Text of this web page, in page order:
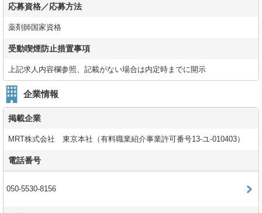
応募資格／応募方法
薬剤師国家資格
受動喫煙防止措置事項
上記求人内容欄参照、記載がない場合は内定時までに開示
企業情報
掲載企業
MRT株式会社 東京本社（有料職業紹介事業許可番号13-ユ-010403）
電話番号
050-5530-8156